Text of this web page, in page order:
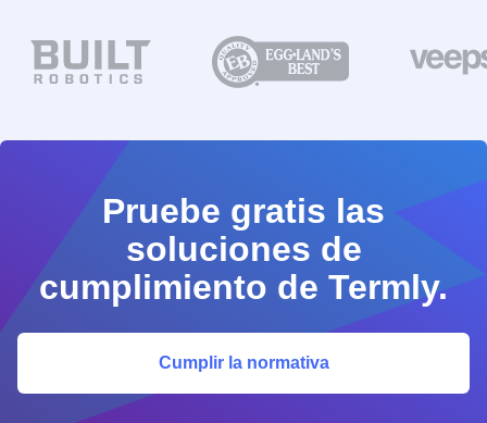
Pruebe gratis las
soluciones de
cumplimiento de Termly.
Cumplir la normativa